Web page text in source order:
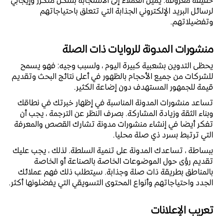
لرسائل البريد الإلكتروني الجذابة التي تتعلق باحتياجاتهم
وتفضيلاتهم.
منشورات المدونة للروايات ذات الصلة
يحظى التدوين بشعبية كبيرة اليوم ، ولسبب وجيه: فهو يسمح
للشركات من جميع الأحجام بالظهور في أعلى نتائج البحث وتقديم
قيمة للجمهور المستهدف دون إضاعة الكثير.
تساعد منشورات المدونة المناسبة في إظهار خبرتك في نطاقك
وبناء الثقة وزيادة المشاركة. بصرف النظر عن الترجمة ، يجب أن
تفكر أيضا في إنشاء منشورات مدونة تشارك القصص والمعرفة
التي ترتبط بسرد ذي صلة محليا.
ببساطة ، تساعدك المدونة على تنمية السلطة. لذلك ، يجب عليك
تقديم رؤى حول الموضوعات الخاصة بالصناعة أو الخاصة
بالمناطق بطريقة ذات صلة وجذابة. سيتطلب ذلك فهم عملائك
الجدد واحتياجاتهم وأنواع المحتوى التسويقي التي يفضلونها أكثر.
تعريب الإعلانات